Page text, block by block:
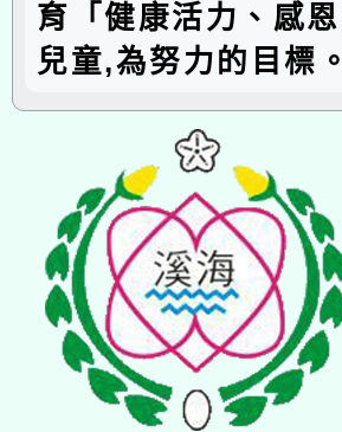
育「健康活力、感
兒童,為努力的目標。